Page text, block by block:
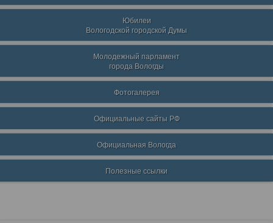
Юбилеи
Вологодской городской Думы
Молодежный парламент
города Вологды
Фотогалерея
Официальные сайты РФ
Официальная Вологда
Полезные ссылки